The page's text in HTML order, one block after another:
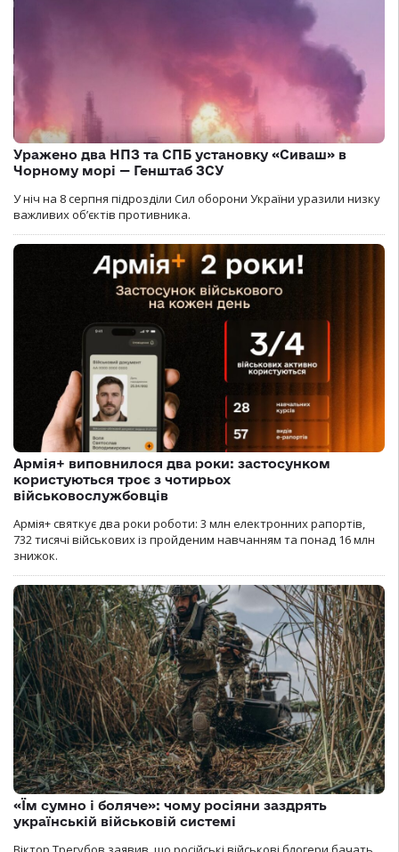
Уражено два НПЗ та СПБ установку «Сиваш» в
Чорному морі — Генштаб ЗСУ
У ніч на 8 серпня підрозділи Сил оборони України уразили низку
важливих об’єктів противника.
Армія+ виповнилося два роки: застосунком
користуються троє з чотирьох
військовослужбовців
Армія+ святкує два роки роботи: 3 млн електронних рапортів,
732 тисячі військових із пройденим навчанням та понад 16 млн
знижок.
«Їм сумно і боляче»: чому росіяни заздрять
українській військовій системі